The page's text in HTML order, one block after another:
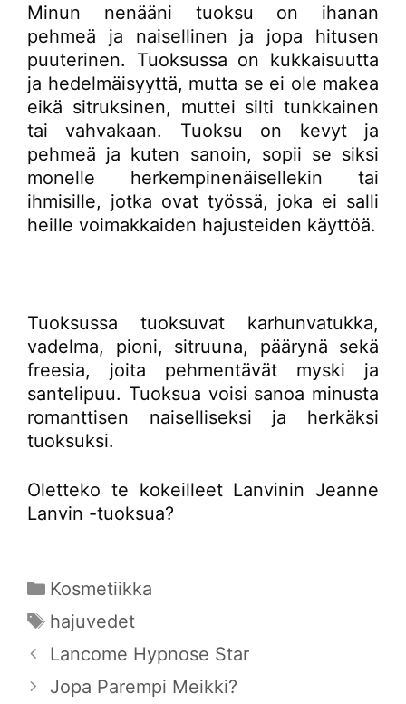
Minun nenääni tuoksu on ihanan
pehmeä ja naisellinen ja jopa hitusen
puuterinen. Tuoksussa on kukkaisuutta
ja hedelmäisyyttä, mutta se ei ole makea
eikä sitruksinen, muttei silti tunkkainen
tai vahvakaan. Tuoksu on kevyt ja
pehmeä ja kuten sanoin, sopii se siksi
monelle herkempinenäisellekin tai
ihmisille, jotka ovat työssä, joka ei salli
heille voimakkaiden hajusteiden käyttöä.
Tuoksussa tuoksuvat karhunvatukka,
vadelma, pioni, sitruuna, päärynä sekä
freesia, joita pehmentävät myski ja
santelipuu. Tuoksua voisi sanoa minusta
romanttisen naiselliseksi ja herkäksi
tuoksuksi.
Oletteko te kokeilleet Lanvinin Jeanne
Lanvin -tuoksua?
Kategoriat
Kosmetiikka
Avainsanat
hajuvedet
Lancome Hypnose Star
Jopa Parempi Meikki?